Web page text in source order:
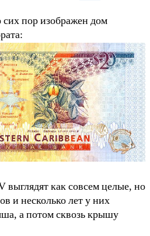
пор изображен дом
выглядят как совсем целые, но
и несколько лет у них
а потом сквозь крышу